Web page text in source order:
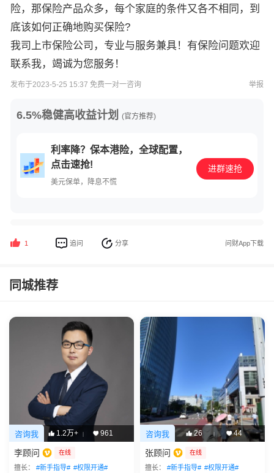
险，那保险产品众多，每个家庭的条件又各不相同，到
底该如何正确地购买保险?
我司上市保险公司，专业与服务兼具！有保险问题欢迎
联系我，竭诚为您服务！
发布于2023-5-25 15:37 免费一对一咨询 举报
6.5%稳健高收益计划 (官方推荐)
利率降？保本港险，全球配置，
点击速抢!
美元保单，降息不慌
进群速抢
1 追问 分享 问财App下载
同城推荐
咨询我 1.2万+ | 961
李顾问 在线
擅长： #新手指导# #权限开通#
咨询我 26 | 44
张顾问 在线
擅长： #新手指导# #权限开通#